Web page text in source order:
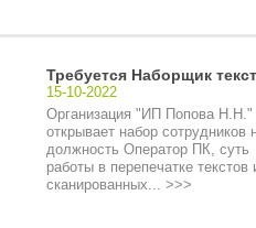
Требуется Наборщик
15-10-2022
Организация "ИП Попова Н.Н."
открывает набор сотрудников
должность Оператор ПК, суть
работы в перепечатке текстов
сканированных... >>>